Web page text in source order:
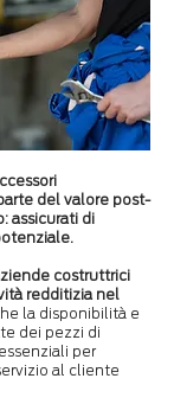
del valore post-
assicurati di
costruttrici
redditizia nel
la disponibilità e
dei pezzi di
per
al cliente